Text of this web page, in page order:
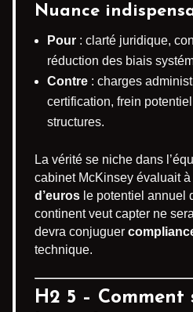
Nuance
Pour : clarté juridique,
réduction des biais
Contre : charges
certification, frein
structures.
La vérité se niche dans
cabinet McKinsey évaluait à
d’euros le potentiel annuel
continent veut capter ne
devra conjuguer
technique.
H2 5 –